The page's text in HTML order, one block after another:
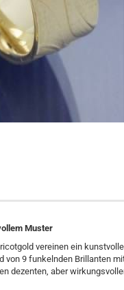
Muster
vereinen ein
von 9 funkelnden Brillanten
dezenten, aber